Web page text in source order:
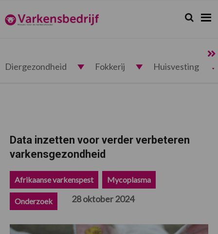
de
hoofdnavigatie
de
hoofd
de
eerste
de
voettekst
Varkensbedrijf.nl Zoeken...
Zoek
Diergezondheid Fokkerij Huisvesting
Data inzetten voor verder verbeteren
varkensgezondheid
Afrikaanse varkenspest Mycoplasma
Onderzoek 28 oktober 2024